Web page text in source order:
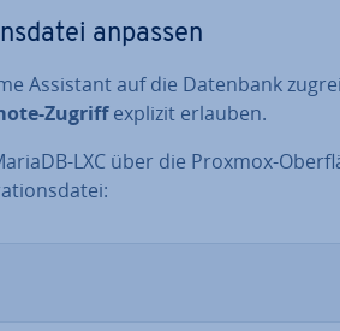
anpassen
Assistant auf die Datenbank
Zugriffexplizit erlauben.
LXC über die Proxmox-